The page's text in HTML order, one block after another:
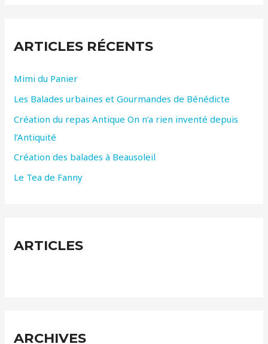
r
h
e
r
:
ARTICLES RÉCENTS
Mimi du Panier
Les Balades urbaines et Gourmandes de Bénédicte
Création du repas Antique On n’a rien inventé depuis
l’Antiquité
Création des balades à Beausoleil
Le Tea de Fanny
ARTICLES
ARCHIVES